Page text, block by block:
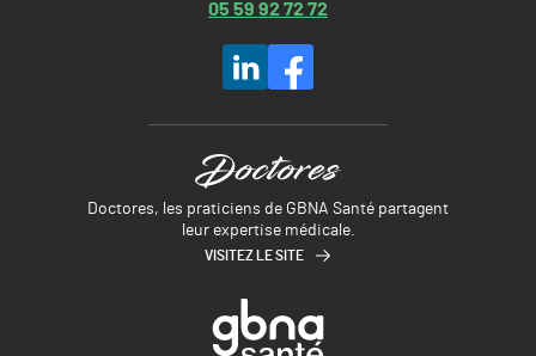
05 59 92 72 72
Doctores, les praticiens de GBNA Santé partagent
leur expertise médicale.
VISITEZ LE SITE